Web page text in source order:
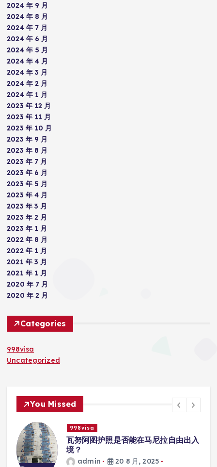
2024 年 9 月
2024 年 8 月
2024 年 7 月
2024 年 6 月
2024 年 5 月
2024 年 4 月
2024 年 3 月
2024 年 2 月
2024 年 1 月
2023 年 12 月
2023 年 11 月
2023 年 10 月
2023 年 9 月
2023 年 8 月
2023 年 7 月
2023 年 6 月
2023 年 5 月
2023 年 4 月
2023 年 3 月
2023 年 2 月
2023 年 1 月
2022 年 8 月
2022 年 1 月
2021 年 3 月
2021 年 1 月
2020 年 7 月
2020 年 2 月
Categories
998visa
Uncategorized
You Missed
998visa
瓦努阿图护照是否能在马尼拉自由出入
境？
admin 20 8 月, 2025